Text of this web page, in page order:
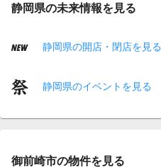
静岡県の未来情報を見る
静岡県の開店・閉店を見る
静岡県のイベントを見る
御前崎市の物件を見る